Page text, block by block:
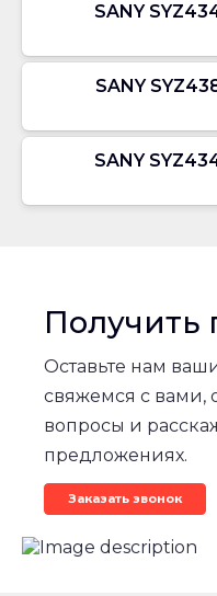
SANY
SANY
SANY
8х4
8х4
8х4
8х4
масса
Получить
Оставьте нам
свяжемся с вами,
вопросы и
предложениях.
Заказать звонок